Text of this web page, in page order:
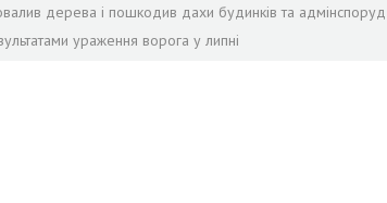
дерева і пошкодив дахи будинків та адмінспоруд
ураження ворога у липні